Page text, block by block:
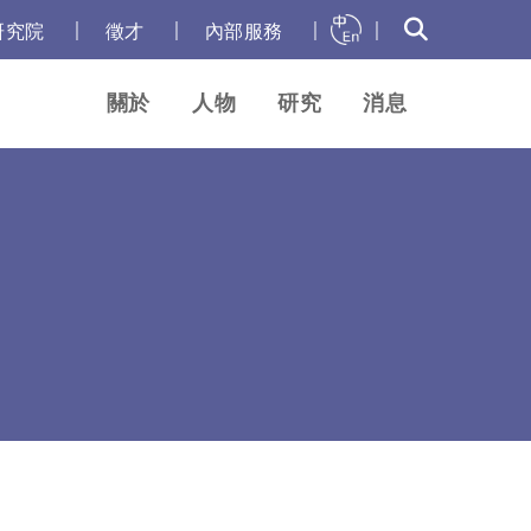
究院 徵才 內部服務
關於 人物 研究 消息